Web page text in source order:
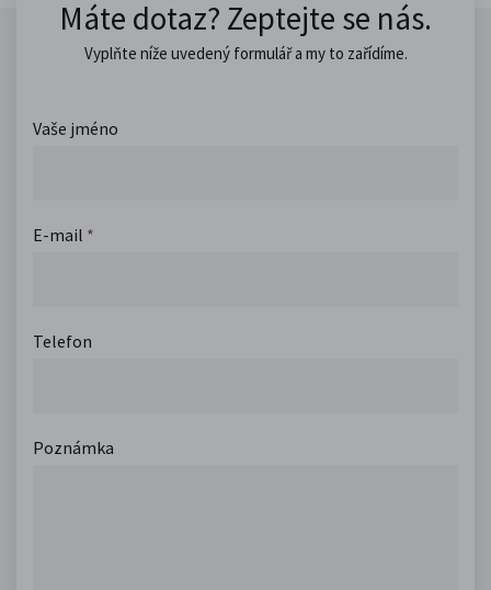
Máte dotaz? Zeptejte se nás.
Vyplňte níže uvedený formulář a my to zařídíme.
Vaše jméno
E-mail *
Telefon
Poznámka